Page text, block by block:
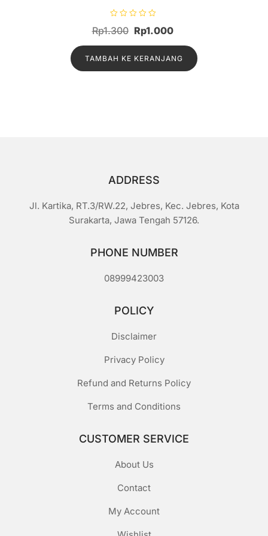
i
i
a
0
Rp1.300 Harga
aslinya
adalah:
Rp1.300.
Rp1.000
saat
ini
adalah:
TAMBAH KE KERANJANG
ADDRESS
Jl. Kartika, RT.3/RW.22, Jebres, Kec. Jebres, Kota
Surakarta, Jawa Tengah 57126.
PHONE NUMBER
08999423003
POLICY
Disclaimer
Privacy Policy
Refund and Returns Policy
Terms and Conditions
CUSTOMER SERVICE
About Us
Contact
My Account